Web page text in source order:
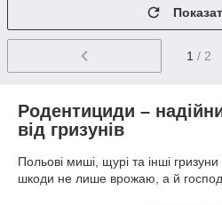
1 / 2
Родентициди –
від гризунів
Польові миші, щурі та інші
шкоди не лише врожаю, а й